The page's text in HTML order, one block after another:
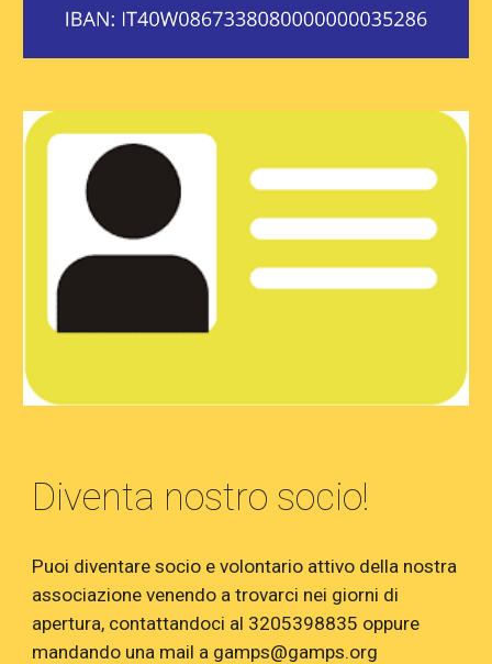
Diventa nostro socio!
Puoi diventare socio e volontario attivo della nostra
associazione venendo a trovarci nei giorni di
apertura, contattandoci al 3205398835 oppure
mandando una mail a gamps@gamps.org